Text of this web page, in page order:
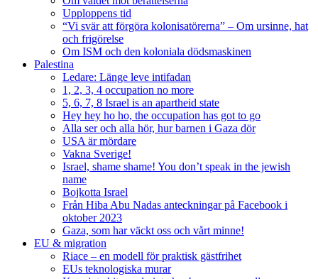
Upploppens tid
“Vi svär att förgöra kolonisatörerna” – Om ursinne, hat
och frigörelse
Om ISM och den koloniala dödsmaskinen
Palestina
Ledare: Länge leve intifadan
1, 2, 3, 4 occupation no more
5, 6, 7, 8 Israel is an apartheid state
Hey hey ho ho, the occupation has got to go
Alla ser och alla hör, hur barnen i Gaza dör
USA är mördare
Vakna Sverige!
Israel, shame shame! You don’t speak in the jewish
name
Bojkotta Israel
Från Hiba Abu Nadas anteckningar på Facebook i
oktober 2023
Gaza, som har väckt oss och vårt minne!
EU & migration
Riace – en modell för praktisk gästfrihet
EUs teknologiska murar